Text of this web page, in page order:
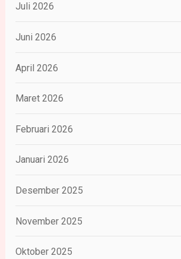
Juli 2026
Juni 2026
April 2026
Maret 2026
Februari 2026
Januari 2026
Desember 2025
November 2025
Oktober 2025